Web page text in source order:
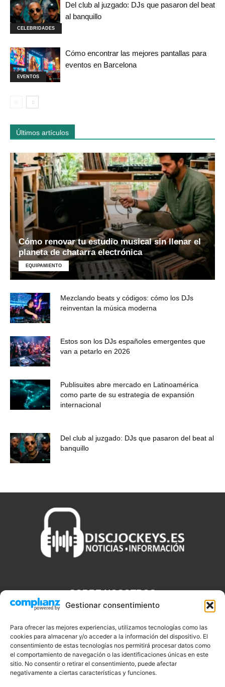
Gestionar consentimiento
Para ofrecer las mejores experiencias, utilizamos tecnologías como las
cookies para almacenar y/o acceder a la información del dispositivo. El
consentimiento de estas tecnologías nos permitirá procesar datos como
el comportamiento de navegación o las identificaciones únicas en este
sitio. No consentir o retirar el consentimiento, puede afectar
negativamente a ciertas características y funciones.
CELEBRIDADES
Del club al juzgado: DJs que pasaron del beat
al banquillo
EVENTOS
Cómo encontrar las mejores pantallas para
eventos en Barcelona
Últimos artículos
Cómo renovar tu estudio musical sin llenar el
planeta de chatarra electrónica
EQUIPAMIENTO
Mezclando beats y códigos: cómo los DJs
reinventan la música moderna
Estos son los DJs españoles emergentes que
van a petarlo en 2026
Publisuites abre mercado en Latinoamérica
como parte de su estrategia de expansión
internacional
Del club al juzgado: DJs que pasaron del beat al
banquillo
SOBRE NOSOTROS
que necesitas saber sobre noticias, novedades, tecnologías y
aplicaciones que te ayudaran a ser un mejor Djs.
SÍGUENOS